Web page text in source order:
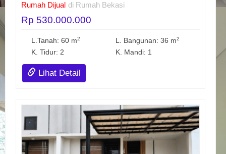
Rumah Dijual di Rumah Bekasi
Rp 530.000.000
L.Tanah: 60 m2 L. Bangunan: 36 m2
K. Tidur: 2 K. Mandi: 1
Lihat Detail